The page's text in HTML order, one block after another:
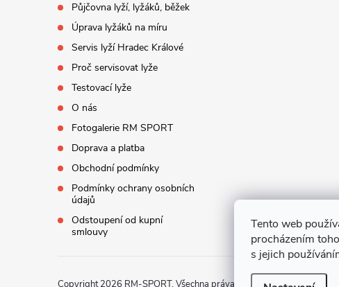
Tento web
procházením
s jejich
Půjčovna lyží, lyžáků, běžek
Úprava lyžáků na míru
Servis lyží Hradec Králové
Proč servisovat lyže
Testovací lyže
O nás
Fotogalerie RM SPORT
Doprava a platba
Obchodní podmínky
Podmínky ochrany osobních
údajů
Odstoupení od kupní
smlouvy
Copyright 2026 RM-SPORT. Všechna práva vyhrazena.